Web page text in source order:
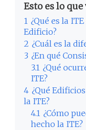
Esto es lo que
1 ¿Qué es la
Edificio?
2 ¿Cuál es la
3 ¿En qué
3.1 ¿Qué
ITE?
4 ¿Qué
la ITE?
4.1 ¿Cómo
hecho la ITE?